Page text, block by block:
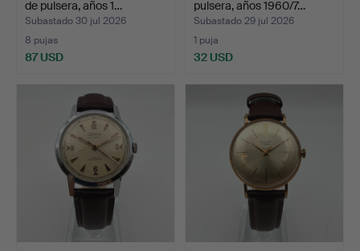
de pulsera, años 1…
Subastado 30 jul 2026
8 pujas
87 USD
pulsera, años 1960/7…
Subastado 29 jul 2026
1 puja
32 USD